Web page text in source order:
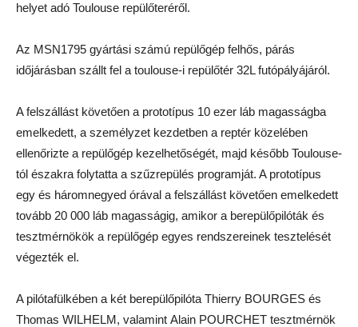
helyet adó Toulouse repülőteréről.
Az MSN1795 gyártási számú repülőgép felhős, párás
időjárásban szállt fel a toulouse-i repülőtér 32L futópályájáról.
A felszállást követően a prototípus 10 ezer láb magasságba
emelkedett, a személyzet kezdetben a reptér közelében
ellenőrizte a repülőgép kezelhetőségét, majd később Toulouse-
tól északra folytatta a szűzrepülés programját. A prototípus
egy és háromnegyed órával a felszállást követően emelkedett
tovább 20 000 láb magasságig, amikor a berepülőpilóták és
tesztmérnökök a repülőgép egyes rendszereinek tesztelését
végezték el.
A pilótafülkében a két berepülőpilóta Thierry BOURGES és
Thomas WILHELM, valamint Alain POURCHET tesztmérnök